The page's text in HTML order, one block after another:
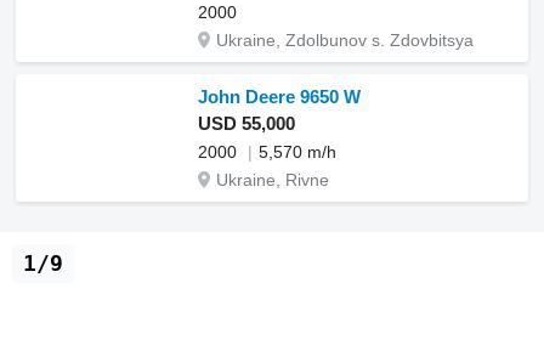
2000
Ukraine, Zdolbunov s. Zdovbitsya
John Deere 9650 W
USD 55,000
2000
5,570 m/h
Ukraine, Rivne
1/9